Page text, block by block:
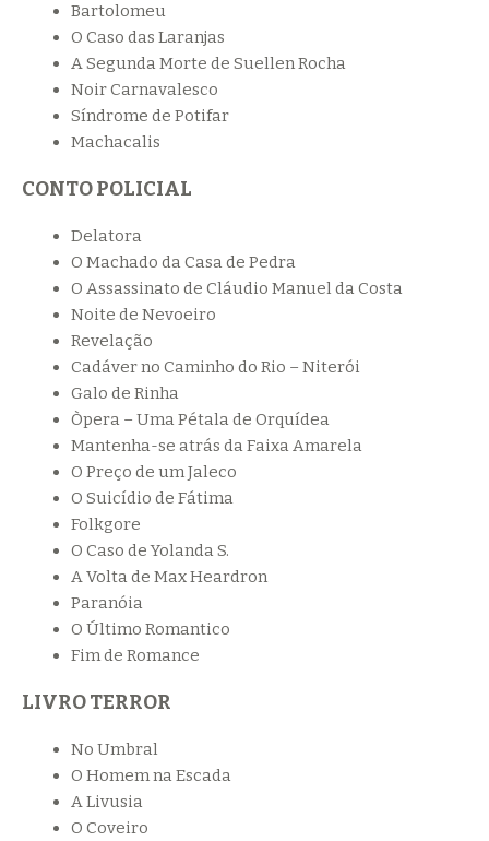
Bartolomeu
O Caso das Laranjas
A Segunda Morte de Suellen Rocha
Noir Carnavalesco
Síndrome de Potifar
Machacalis
CONTO POLICIAL
Delatora
O Machado da Casa de Pedra
O Assassinato de Cláudio Manuel da Costa
Noite de Nevoeiro
Revelação
Cadáver no Caminho do Rio – Niterói
Galo de Rinha
Òpera – Uma Pétala de Orquídea
Mantenha-se atrás da Faixa Amarela
O Preço de um Jaleco
O Suicídio de Fátima
Folkgore
O Caso de Yolanda S.
A Volta de Max Heardron
Paranóia
O Último Romantico
Fim de Romance
LIVRO TERROR
No Umbral
O Homem na Escada
A Livusia
O Coveiro